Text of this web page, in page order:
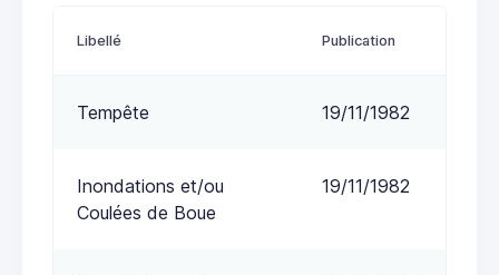
Libellé Publication
Tempête 19/11/1982
Inondations et/ou
Coulées de Boue
19/11/1982